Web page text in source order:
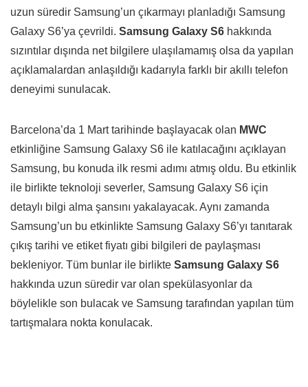
uzun süredir Samsung’un çıkarmayı planladığı Samsung
Galaxy S6’ya çevrildi. Samsung Galaxy S6 hakkında
sızıntılar dışında net bilgilere ulaşılamamış olsa da yapılan
açıklamalardan anlaşıldığı kadarıyla farklı bir akıllı telefon
deneyimi sunulacak.
Barcelona’da 1 Mart tarihinde başlayacak olan MWC
etkinliğine Samsung Galaxy S6 ile katılacağını açıklayan
Samsung, bu konuda ilk resmi adımı atmış oldu. Bu etkinlik
ile birlikte teknoloji severler, Samsung Galaxy S6 için
detaylı bilgi alma şansını yakalayacak. Aynı zamanda
Samsung’un bu etkinlikte Samsung Galaxy S6’yı tanıtarak
çıkış tarihi ve etiket fiyatı gibi bilgileri de paylaşması
bekleniyor. Tüm bunlar ile birlikte Samsung Galaxy S6
hakkında uzun süredir var olan spekülasyonlar da
böylelikle son bulacak ve Samsung tarafından yapılan tüm
tartışmalara nokta konulacak.